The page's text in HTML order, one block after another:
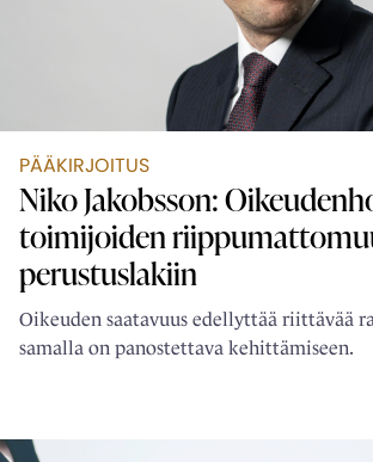
PÄÄKIRJOITUS
Niko Jakobsson:
toimijoiden
perustuslakiin
Oikeuden saatavuus edellyttää riittävää
samalla on panostettava kehittämiseen.